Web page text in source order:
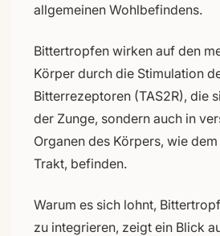
allgemeinen Wohlbefindens.
Bittertropfen wirken auf den
Körper durch die Stimulation
Bitterrezeptoren (TAS2R), die
der Zunge, sondern auch in
Organen des Körpers, wie
Trakt, befinden.
Warum es sich lohnt,
zu integrieren, zeigt ein Blick